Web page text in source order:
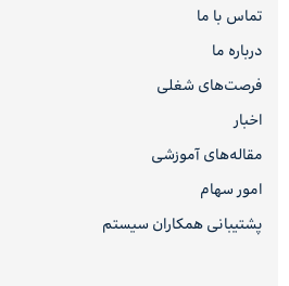
تماس با ما
درباره ما
فرصت‌های شغلی
اخبار
مقاله‌های آموزشی
امور سهام
پشتیبانی همکاران سیستم